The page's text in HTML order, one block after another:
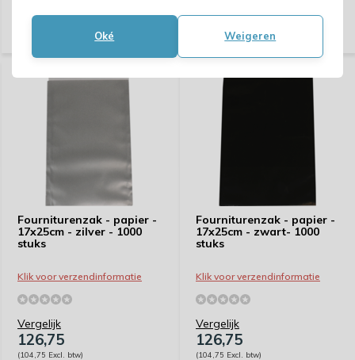
Oké Weigeren
83,49 90,75
(75,- Excl. btw)
Fourniturenzak - papier -
17x25cm - zilver - 1000
stuks
Klik voor verzendinformatie
Vergelijk
126,75
(104,75 Excl. btw)
Fourniturenzak - papier -
17x25cm - zwart- 1000
stuks
Klik voor verzendinformatie
Vergelijk
126,75
(104,75 Excl. btw)